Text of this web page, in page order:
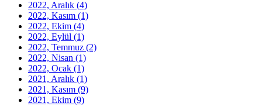
2022, Aralık (4)
2022, Kasım (1)
2022, Ekim (4)
2022, Eylül (1)
2022, Temmuz (2)
2022, Nisan (1)
2022, Ocak (1)
2021, Aralık (1)
2021, Kasım (9)
2021, Ekim (9)